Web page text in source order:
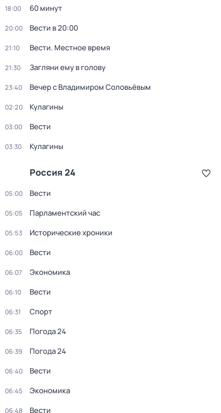
18:00 60 минут
20:00 Вести в 20:00
21:10 Вести. Местное время
21:30 Загляни ему в голову
23:40 Вечер с Владимиром Соловьёвым
02:20 Кулагины
03:00 Вести
03:30 Кулагины
Россия 24
05:00 Вести
05:05 Парламентский час
05:53 Исторические хроники
06:00 Вести
06:07 Экономика
06:10 Вести
06:31 Спорт
06:35 Погода 24
06:39 Погода 24
06:40 Вести
06:45 Экономика
06:48 Вести